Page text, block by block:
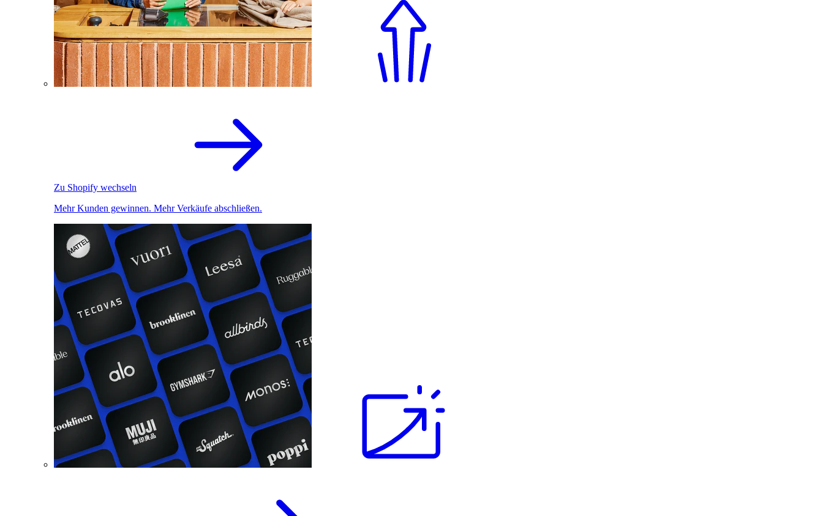
Zu Shopify wechseln
Mehr Kunden gewinnen. Mehr Verkäufe abschließen.